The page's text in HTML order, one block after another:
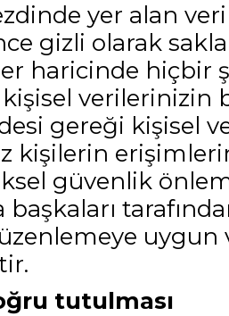
yer alan
gizli olarak
haricinde hiçbir
verilerinizin
gereği kişisel
kişilerin
güvenlik
uygun
tutulması